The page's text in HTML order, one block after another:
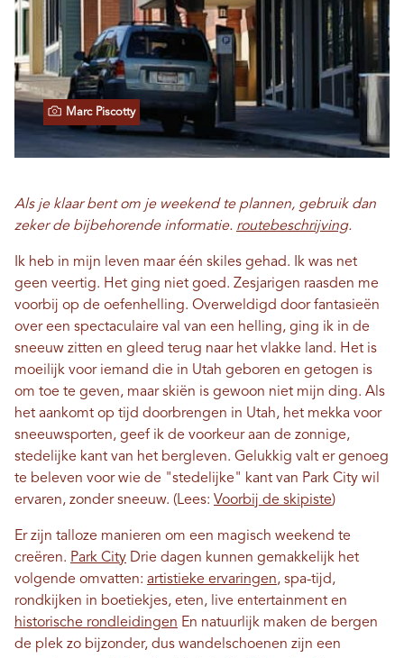
Marc Piscotty
Als je klaar bent om je weekend te plannen, gebruik dan
zeker de bijbehorende informatie. routebeschrijving.
Ik heb in mijn leven maar één skiles gehad. Ik was net
geen veertig. Het ging niet goed. Zesjarigen raasden me
voorbij op de oefenhelling. Overweldigd door fantasieën
over een spectaculaire val van een helling, ging ik in de
sneeuw zitten en gleed terug naar het vlakke land. Het is
moeilijk voor iemand die in Utah geboren en getogen is
om toe te geven, maar skiën is gewoon niet mijn ding. Als
het aankomt op tijd doorbrengen in Utah, het mekka voor
sneeuwsporten, geef ik de voorkeur aan de zonnige,
stedelijke kant van het bergleven. Gelukkig valt er genoeg
te beleven voor wie de "stedelijke" kant van Park City wil
ervaren, zonder sneeuw. (Lees: Voorbij de skipiste)
Er zijn talloze manieren om een ​​magisch weekend te
creëren. Park City Drie dagen kunnen gemakkelijk het
volgende omvatten: artistieke ervaringen, spa-tijd,
rondkijken in boetiekjes, eten, live entertainment en
historische rondleidingen En natuurlijk maken de bergen
de plek zo bijzonder, dus wandelschoenen zijn een